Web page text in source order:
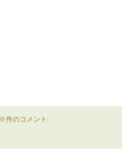
0 件のコメント: